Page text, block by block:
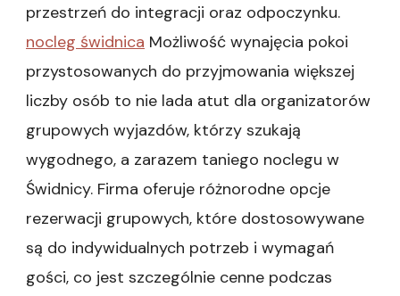
przestrzeń do integracji oraz odpoczynku.
nocleg świdnica Możliwość wynajęcia pokoi
przystosowanych do przyjmowania większej
liczby osób to nie lada atut dla organizatorów
grupowych wyjazdów, którzy szukają
wygodnego, a zarazem taniego noclegu w
Świdnicy. Firma oferuje różnorodne opcje
rezerwacji grupowych, które dostosowywane
są do indywidualnych potrzeb i wymagań
gości, co jest szczególnie cenne podczas